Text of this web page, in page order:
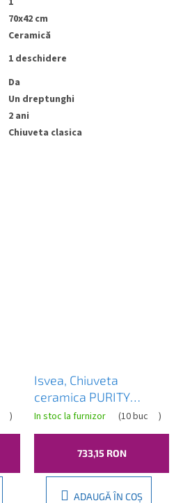
70x42 cm
Ceramică
1 deschidere
Da
Un dreptunghi
2 ani
Chiuveta clasica
)
Isvea, Chiuveta
ceramica PURITY
50x42cm, 10PL50050
In stoc la furnizor (10 buc )
733,15 RON
ADAUGĂ ÎN COŞ